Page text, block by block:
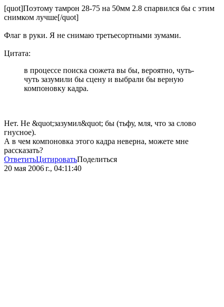
[quot]Поэтому тамрон 28-75 на 50мм 2.8 спарвился бы с этим
снимком лучше[/quot]
Флаг в руки. Я не снимаю третьесортными зумами.
Цитата:
в процессе поиска сюжета вы бы, вероятно, чуть-
чуть зазумили бы сцену и выбрали бы верную
компоновку кадра.
Нет. Не &quot;зазумил&quot; бы (тьфу, мля, что за слово
гнусное).
А в чем компоновка этого кадра неверна, можете мне
рассказать?
ОтветитьЦитироватьПоделиться
20 мая 2006 г., 04:11:40